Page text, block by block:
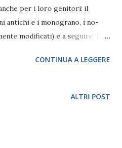
per i loro genitori: il
antichi e i monograno, i no-
modificati) e a seguire, il
può essere soggetta a
CONTINUA A LEGGERE
ALTRI POST